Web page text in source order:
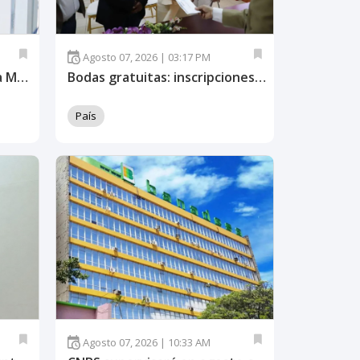
Designada María Antonieta Mejía afirma que reelección de JOH fue ilegal
Agosto 07, 2026 | 03:17 PM
Bodas gratuitas: inscripciones cierran el 21 de agosto en el Distrito Central y Santa Lucía
País
Agosto 07, 2026 | 10:33 AM